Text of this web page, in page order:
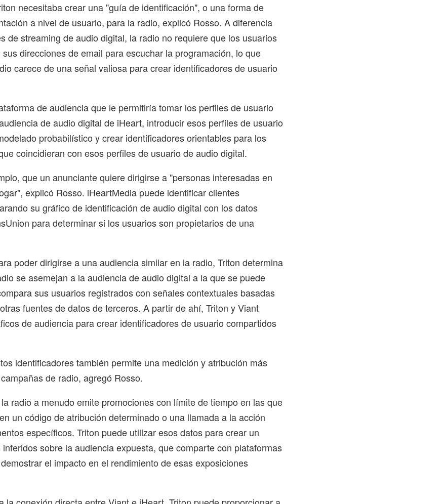
necesitaba crear una "guía de identificación", o una forma de
a nivel de usuario, para la radio, explicó Rosso. A diferencia
de streaming de audio digital, la radio no requiere que los usuarios
direcciones de email para escuchar la programación, lo que
carece de una señal valiosa para crear identificadores de usuario
de audiencia que le permitiría tomar los perfiles de usuario
de audio digital de iHeart, introducir esos perfiles de usuario
probabilístico y crear identificadores orientables para los
coincidieran con esos perfiles de usuario de audio digital.
que un anunciante quiere dirigirse a "personas interesadas en
explicó Rosso. iHeartMedia puede identificar clientes
su gráfico de identificación de audio digital con los datos
para determinar si los usuarios son propietarios de una
poder dirigirse a una audiencia similar en la radio, Triton determina
se asemejan a la audiencia de audio digital a la que se puede
sus usuarios registrados con señales contextuales basadas
fuentes de datos de terceros. A partir de ahí, Triton y Viant
de audiencia para crear identificadores de usuario compartidos
identificadores también permite una medición y atribución más
de radio, agregó Rosso.
radio a menudo emite promociones con límite de tiempo en las que
un código de atribución determinado o una llamada a la acción
específicos. Triton puede utilizar esos datos para crear un
sobre la audiencia expuesta, que comparte con plataformas
el impacto en el rendimiento de esas exposiciones